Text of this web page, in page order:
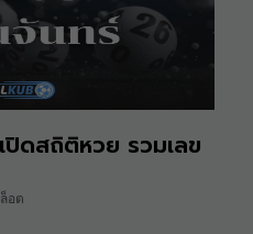
ดสถิติหวย รวมเลข
อต